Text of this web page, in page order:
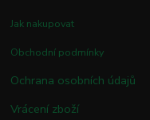
Jak nakupovat
Obchodní podmínky
Ochrana osobních údajů
Vrácení zboží